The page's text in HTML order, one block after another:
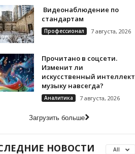
Видеонаблюдение по
стандартам
Профессионал 7 августа, 2026
Прочитано в соцсети.
Изменит ли
искусственный интеллект
музыку навсегда?
Аналитика 7 августа, 2026
Загрузить больше
НОВОСТИ All